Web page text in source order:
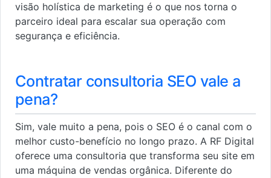
visão holística de marketing é o que nos torna o
parceiro ideal para escalar sua operação com
segurança e eficiência.
Contratar consultoria SEO vale a
pena?
Sim, vale muito a pena, pois o SEO é o canal com o
melhor custo-benefício no longo prazo. A RF Digital
oferece uma consultoria que transforma seu site em
uma máquina de vendas orgânica. Diferente do